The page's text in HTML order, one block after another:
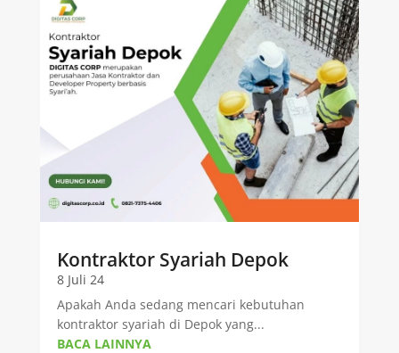
Kontraktor Syariah Depok
8 Juli 24
Apakah Anda sedang mencari kebutuhan
kontraktor syariah di Depok yang...
BACA LAINNYA